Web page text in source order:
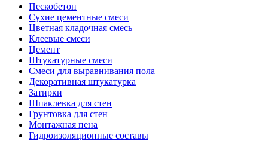
Пескобетон
Сухие цементные смеси
Цветная кладочная смесь
Клеевые смеси
Цемент
Штукатурные смеси
Смеси для выравнивания пола
Декоративная штукатурка
Затирки
Шпаклевка для стен
Грунтовка для стен
Монтажная пена
Гидроизоляционные составы